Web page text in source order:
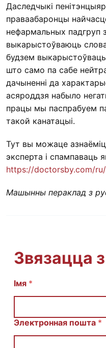
Даследчыкі
праваабаронцы
нефармальных падгруп
выкарыстоўваюць
будзем
што само па сабе
дачыненні да
асяроддзя набыло
працы мы паспрабуем
такой канатацыі.
Тут вы можаце
эксперта і спампаваць
https://doctorsby.com/
Машынны пераклад з
Звязацца
Імя *
Электронная пошта *
И
m